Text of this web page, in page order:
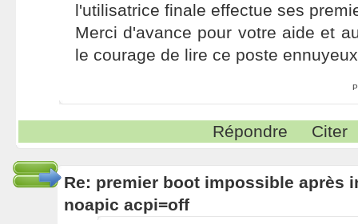
l'utilisatrice finale effectue ses
Merci d'avance pour votre aide et
le courage de lire ce poste
Répondre Citer
Re: premier boot impossible après
noapic acpi=off